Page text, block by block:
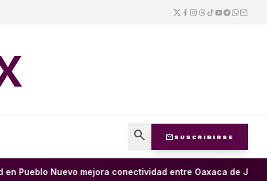
search mail SUSCRIBIRSE
Pueblo Nuevo mejora conectividad entre Oaxaca de Juárez